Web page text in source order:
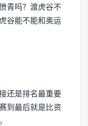
青吗？渡虎谷不
谷能不能和奥运
还是排名最重要
到最后就是比资